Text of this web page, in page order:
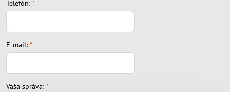
Telefón: *
E-mail: *
Vaša správa: *